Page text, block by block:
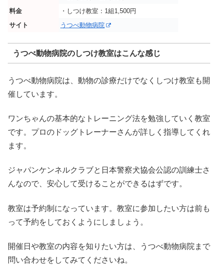
料金
・しつけ教室：1組1,500円
サイト
うつべ動物病院
うつべ動物病院のしつけ教室はこんな感じ
うつべ動物病院は、動物の診療だけでなくしつけ教室も開
催しています。
ワンちゃんの基本的なトレーニング法を勉強していく教室
です。プロのドッグトレーナーさんが詳しく指導してくれ
ます。
ジャパンケンネルクラブと日本警察犬協会公認の訓練士さ
んなので、安心して受けることができるはずです。
教室は予約制になっています。教室に参加したい方は前も
って予約をしておくようにしましょう。
開催日や教室の内容を知りたい方は、うつべ動物病院まで
問い合わせをしてみてくださいね。